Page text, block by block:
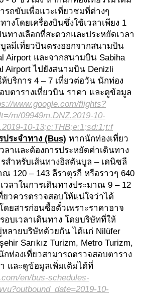
รถขับเพื่อแวะเที่ยวชมที่ต่างๆ
างโดยเครื่องบินซึ่งใช้เวลาเพียง 1
ทางเลือกที่สะดวกและประหยัดเวลา
ลมีเที่ยวบินตรงออกจากสนามบิน
Airport และจากสนามบิน Sabiha
Airport ไปยังสนามบิน Denizli
บริการ 4 – 7 เที่ยวต่อวัน นักท่อง
บตารางเที่ยวบิน ราคา และดูข้อมูล
www.google.com/flights?
m/09949m.DNZ.2019-10-
2019-10-13;c:THB;e:1;sd:1;t:f
ประจำทาง (Bus) หากนักท่องเที่ยว
ลาและต้องการประหยัดค่าเดินทาง
สำหรับเส้นทางอิสตันบูล – เดนิซลี
120 – 143 ลีราตุรกี หรือราวๆ 640
วลาในการเดินทางประมาณ 9 – 12
ยวควรตรวจสอบให้แน่ใจว่าได้
ดยสารก่อนซื้อตั๋วเพราะราคาอาจ
บเวลาเดินทาง โดยบริษัทที่ให้
ลายบริษัทด้วยกัน ได้แก่ Nilüfer
Sarıkız Turizm, Metro Turizm,
กท่องเที่ยวสามารถตรวจสอบตาราง
และดูข้อมูลเพิ่มเติมได้ที่
en/bus-schedules-
2019-10-